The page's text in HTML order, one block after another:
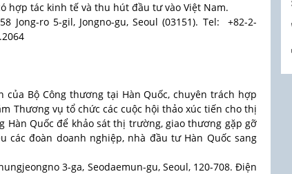
hợp tác kinh tế và thu hút đầu tư vào Việt Nam.
ro 5-gil, Jongno-gu, Seoul (03151)​. Tel: +82-2-
của Bộ Công thương tại Hàn Quốc, chuyên trách hợp
Thương vụ tổ chức các cuộc hội thảo xúc tiến cho thị
Hàn Quốc để khảo sát thị trường, giao thương gặp gỡ
đoàn doanh nghiệp, nhà đầu tư Hàn Quốc sang
3-ga, Seodaemun-gu, Seoul, 120-708. Điện